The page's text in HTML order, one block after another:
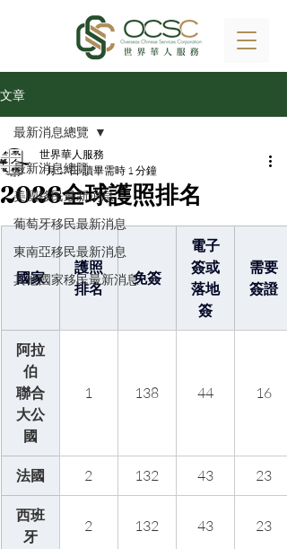
文章
最新消息總覽
美國移民最新消息
葡萄牙移民最新消息
東南亞移民最新消息
其他國家移民最新消息
最新消息總覽
2026全球護照排名
世界華人服務
7月27日 讀畢需時 1 分鐘
國家
護照
排名
免簽
電子
簽或
落地
簽
需要
簽證
阿拉
伯
聯合
大公
國
1 138 44 16
法國 2 132 43 23
西班
牙
2 132 43 23